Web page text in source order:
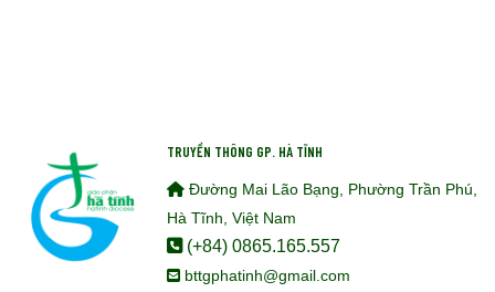
TRUYỀN THÔNG GP. HÀ TĨNH
Đường Mai Lão Bạng, Phường Trần Phú,
Hà Tĩnh, Việt Nam
(+84) 0865.165.557
bttgphatinh@gmail.com